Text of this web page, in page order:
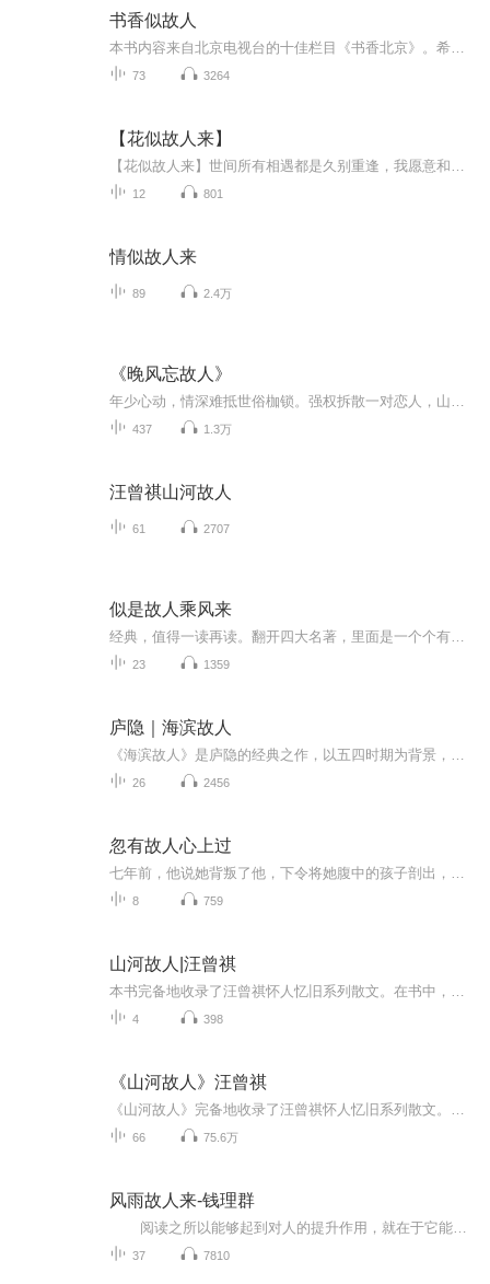
书香似故人
73 3264
【花似故人来】
12 801
情似故人来
89 2.4万
《晚风忘故人》
437 1.3万
汪曾祺山河故人
61 2707
似是故人乘风来
23 1359
庐隐｜海滨故人
26 2456
忽有故人心上过
8 759
山河故人|汪曾祺
4 398
《山河故人》汪曾祺
66 75.6万
风雨故人来-钱理群
37 7810